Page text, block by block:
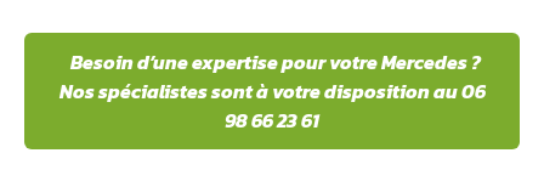
Besoin d’une expertise pour votre Mercedes ?
Nos spécialistes sont à votre disposition au 06
98 66 23 61